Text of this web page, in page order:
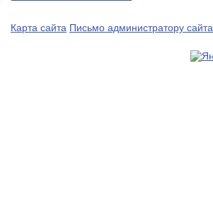
Карта сайта Письмо администратору сайта